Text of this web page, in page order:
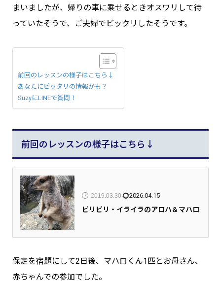
まいましたが、帰りの車に乗せるときオスワリして待
っていたそうで、ご夫婦でビックリしたそうです。
前回のレッスンの様子はこちら↓
あなたにピッタリの情報かも？
SuzyにLINEで質問！
前回のレッスンの様子はこちら↓
2019.03.30 2026.04.15
ピリピリ・イライラのアロハ＆マハロ
保定を宿題にして2日後、マハロくん1匹とお母さん、
赤ちゃんでの参加でした。